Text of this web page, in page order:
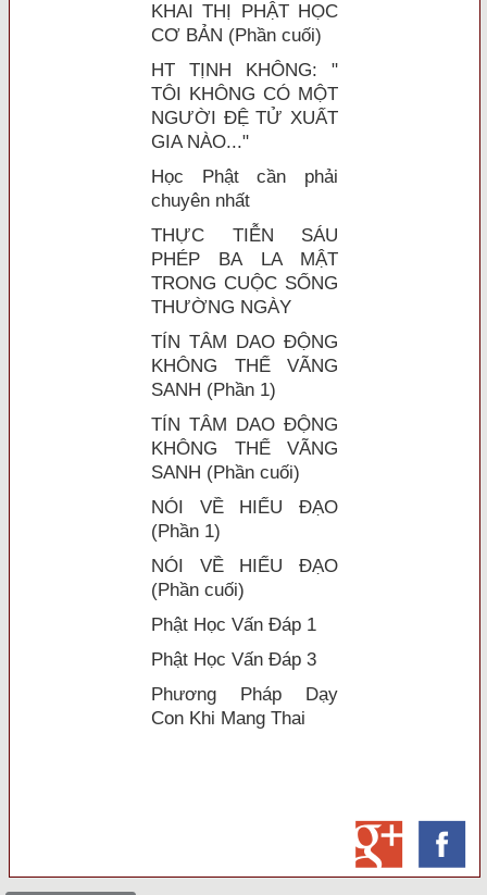
KHAI THỊ PHẬT HỌC
CƠ BẢN (Phần cuối)
HT TỊNH KHÔNG: "
TÔI KHÔNG CÓ MỘT
NGƯỜI ĐỆ TỬ XUẤT
GIA NÀO..."
Học Phật cần phải
chuyên nhất
THỰC TIỄN SÁU
PHÉP BA LA MẬT
TRONG CUỘC SỐNG
THƯỜNG NGÀY
TÍN TÂM DAO ĐỘNG
KHÔNG THỂ VÃNG
SANH (Phần 1)
TÍN TÂM DAO ĐỘNG
KHÔNG THỂ VÃNG
SANH (Phần cuối)
NÓI VỀ HIẾU ĐẠO
(Phần 1)
NÓI VỀ HIẾU ĐẠO
(Phần cuối)
Phật Học Vấn Đáp 1
Phật Học Vấn Đáp 3
Phương Pháp Dạy
Con Khi Mang Thai